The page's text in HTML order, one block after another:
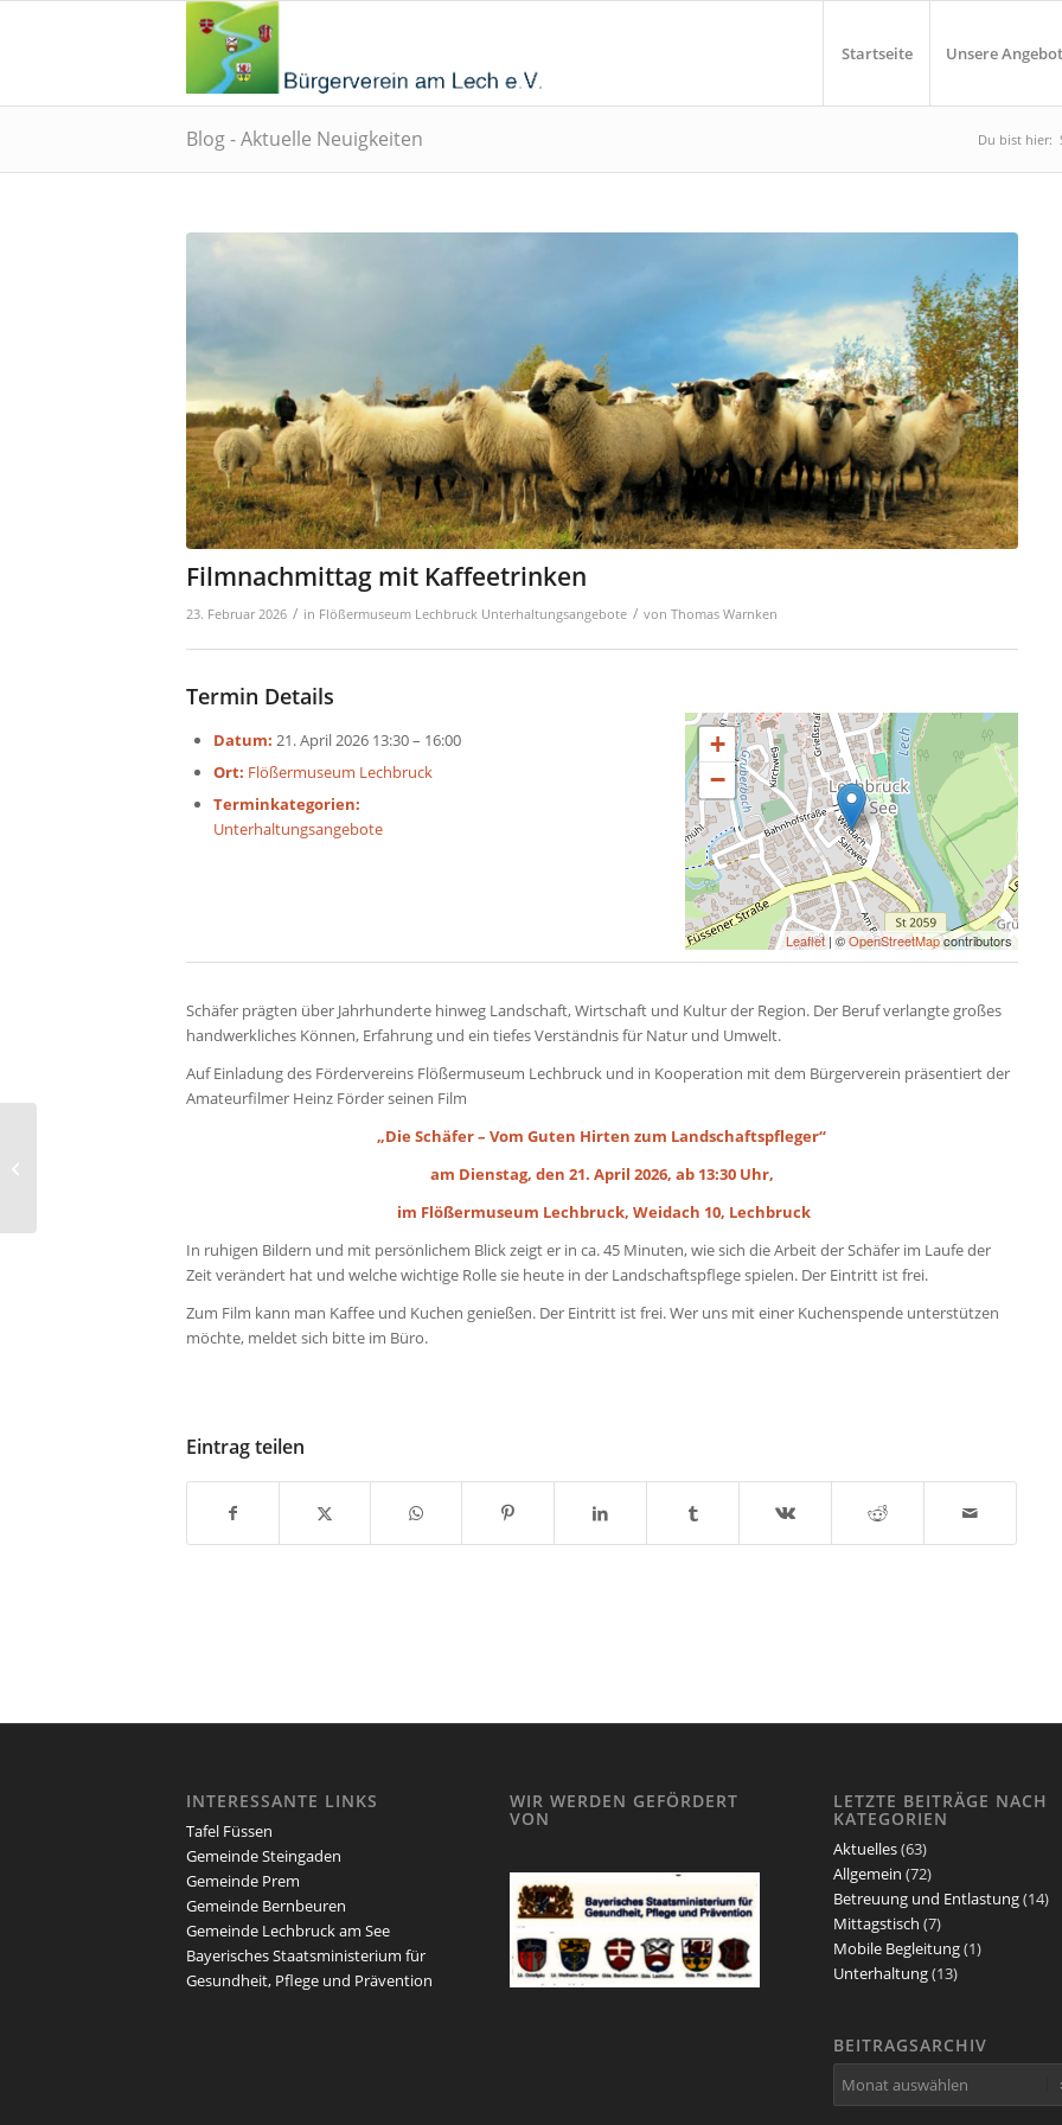
Startseite Unsere
Blog - Aktuelle Neuigkeiten Du bist hier:
Filmnachmittag mit Kaffeetrinken
23. Februar 2026 / in Flößermuseum Lechbruck Unterhaltungsangebote / von Thomas Warnken
Termin Details
Datum: 21. April 2026 13:30– 16:00
Ort: Flößermuseum Lechbruck
Terminkategorien:
Unterhaltungsangebote
+
−
Leaflet| ©OpenStreetMapcontributors
Schäfer prägten über Jahrhunderte hinweg Landschaft, Wirtschaft und Kultur der Region. Der Beruf verlangte großes
handwerkliches Können, Erfahrung und ein tiefes Verständnis für Natur und Umwelt.
Auf Einladung des Fördervereins Flößermuseum Lechbruck und in Kooperation mit dem Bürgerverein präsentiert der
Amateurfilmer Heinz Förder seinen Film
„Die Schäfer – Vom Guten Hirten zum Landschaftspfleger“
am Dienstag, den 21. April 2026, ab 13:30 Uhr,
im Flößermuseum Lechbruck, Weidach 10, Lechbruck
In ruhigen Bildern und mit persönlichem Blick zeigt er in ca. 45 Minuten, wie sich die Arbeit der Schäfer im Laufe der
Zeit verändert hat und welche wichtige Rolle sie heute in der Landschaftspflege spielen. Der Eintritt ist frei.
Zum Film kann man Kaffee und Kuchen genießen. Der Eintritt ist frei. Wer uns mit einer Kuchenspende unterstützen
möchte, meldet sich bitte im Büro.
Eintrag teilen
INTERESSANTE LINKS
Tafel Füssen
Gemeinde Steingaden
Gemeinde Prem
Gemeinde Bernbeuren
Gemeinde Lechbruck am See
Bayerisches Staatsministerium für
Gesundheit, Pflege und Prävention
WIR WERDEN GEFÖRDERT
VON
LETZTE BEITRÄGE NACH
KATEGORIEN
Aktuelles(63)
Allgemein (72)
Betreuung und Entlastung(14)
Mittagstisch (7)
Mobile Begleitung(1)
Unterhaltung(13)
BEITRAGSARCHIV